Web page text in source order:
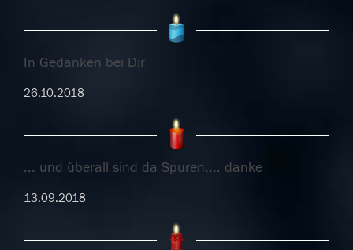
In Gedanken bei Dir
26.10.2018
... und überall sind da Spuren.... danke
13.09.2018